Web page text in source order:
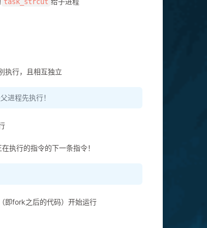
执行，且相互独立
进程先执行！
执行的指令的下一条指令！
即fork之后的代码）开始运行